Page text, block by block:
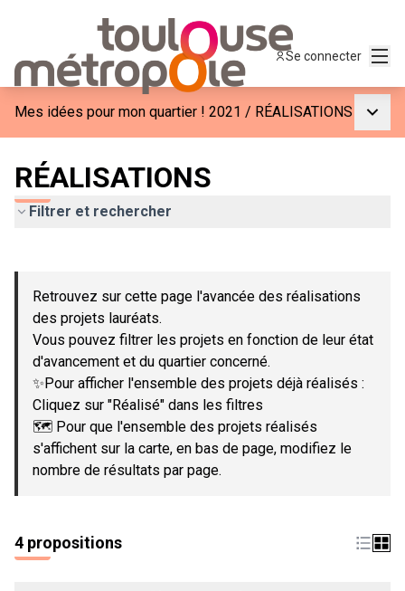
Se connecter
Mes idées pour mon quartier ! 2021 / RÉALISATIONS
RÉALISATIONS
Filtrer et rechercher
−
Retrouvez sur cette page l'avancée des réalisations
des projets lauréats.
Vous pouvez filtrer les projets en fonction de leur état
d'avancement et du quartier concerné.
✨Pour afficher l'ensemble des projets déjà réalisés :
Cliquez sur "Réalisé" dans les filtres
🗺️ Pour que l'ensemble des projets réalisés
s'affichent sur la carte, en bas de page, modifiez le
nombre de résultats par page.
4 propositions